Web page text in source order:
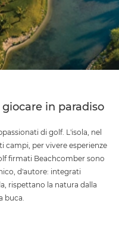
in paradiso
di golf. L'isola, nel
campi, per vivere esperienze
firmati Beachcomber sono
d'autore: integrati
rispettano la natura dalla
buca.